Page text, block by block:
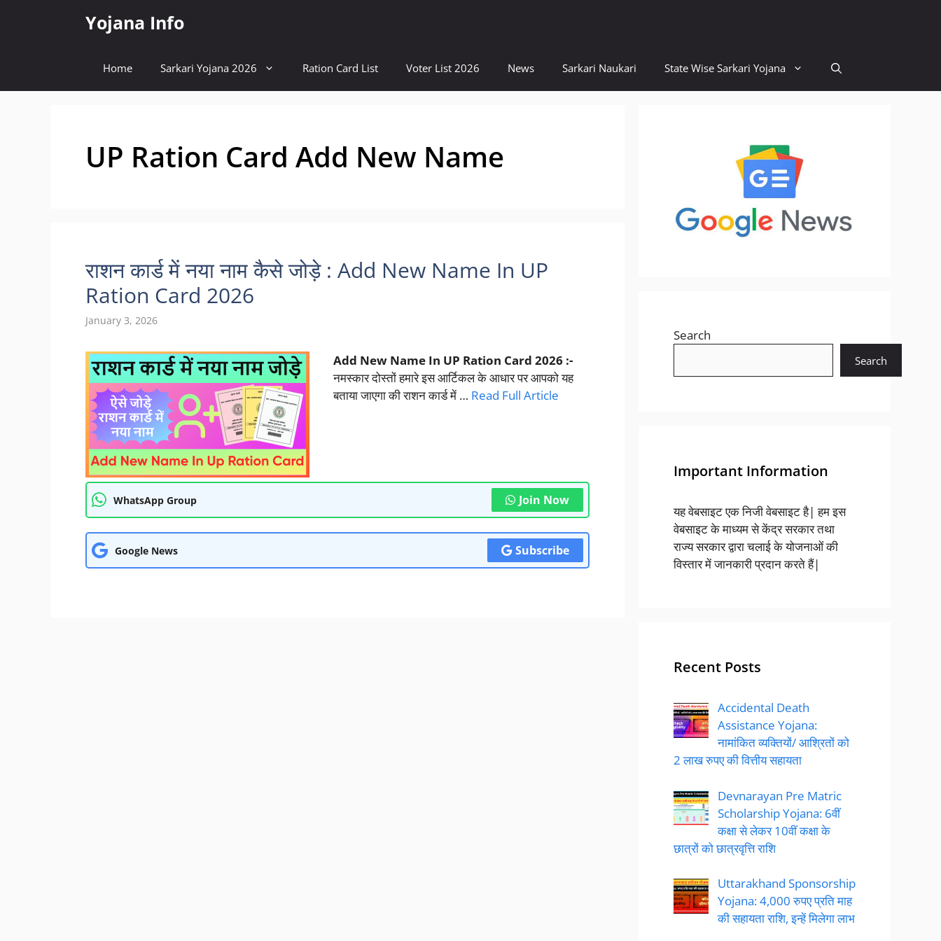
Yojana Info
Home Sarkari Yojana 2026 Ration Card List Voter List 2026 News Sarkari Naukari State Wise Sarkari Yojana
UP Ration Card Add New Name
राशन कार्ड में नया नाम कैसे जोड़े : Add New Name In UP
Ration Card 2026
January 3, 2026
Add New Name In UP Ration Card 2026 :-
नमस्कार दोस्तों हमारे इस आर्टिकल के आधार पर आपको यह
बताया जाएगा की राशन कार्ड में … Read Full Article
WhatsApp Group Join Now
Google News Subscribe
Search
Search
Important Information
यह वेबसाइट एक निजी वेबसाइट है| हम इस
वेबसाइट के माध्यम से केंद्र सरकार तथा
राज्य सरकार द्वारा चलाई के योजनाओं की
विस्तार में जानकारी प्रदान करते हैं|
Recent Posts
Accidental Death
Assistance Yojana:
नामांकित व्यक्तियों/ आश्रितों को
2 लाख रुपए की वित्तीय सहायता
Devnarayan Pre Matric
Scholarship Yojana: 6वीं
कक्षा से लेकर 10वीं कक्षा के
छात्रों को छात्रवृत्ति राशि
Uttarakhand Sponsorship
Yojana: 4,000 रुपए प्रति माह
की सहायता राशि, इन्हें मिलेगा लाभ